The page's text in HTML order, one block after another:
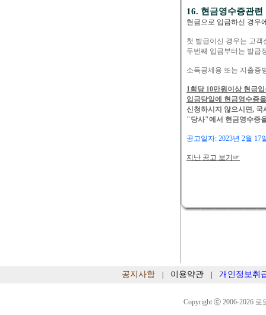
16. 현금영수증관련
현금으로 입금하신 경우
첫 발급이신 경우는 고
두번째 입금부터는 발급
소득공제용 또는 지출증
1회당 10만원이상 현금
입금당일에 현금영수증
신청하시지 않으시면,
"당사"에서 현금영수증
공고일자: 2023년 2월 17
지난 공고 보기☞
공지사항 이용약관 개인정보취
Copyright ⓒ 2006-2026 로